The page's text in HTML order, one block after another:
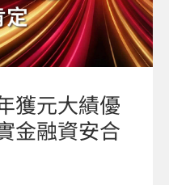
獲元大績優
金融資安合